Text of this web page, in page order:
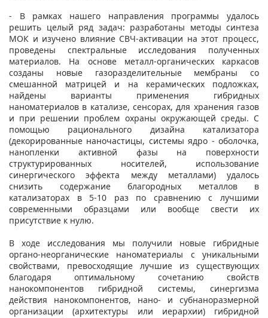
- В рамках нашего направления программы удалось
решить целый ряд задач: разработаны методы синтеза
МОК и изучено влияние СВЧ-активации на этот процесс,
проведены спектральные исследования полученных
материалов. На основе металл-органических каркасов
созданы новые газоразделительные мембраны со
смешанной матрицей и на керамических подложках,
найдены варианты применения гибридных
наноматериалов в катализе, сенсорах, для хранения газов
и при решении проблем охраны окружающей среды. С
помощью рационального дизайна катализатора
(декорированные наночастицы, системы ядро - оболочка,
нанопленки активной фазы на поверхности
структурированных носителей, использование
синергического эффекта между металлами) удалось
снизить содержание благородных металлов в
катализаторах в 5-10 раз по сравнению с лучшими
современными образцами или вообще свести их
присутствие к нулю.
В ходе исследования мы получили новые гибридные
органо-неорганические наноматериалы с уникальными
свойствами, превосходящие лучшие из существующих
благодаря оптимальному сочетанию свойств
нанокомпонентов гибридной системы, синергизма
действия нанокомпонентов, нано- и субнаноразмерной
организации (архитектуры или иерархии) гибридной